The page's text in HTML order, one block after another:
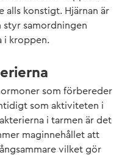
alls konstigt. Hjärnan är
samordningen
i kroppen.
som förbereder
som aktiviteten i
i tarmen är det
maginnehållet att
vilket gör